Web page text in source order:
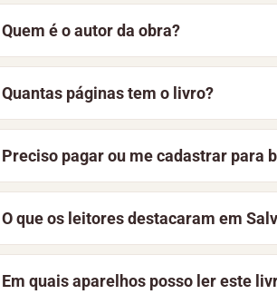
Para baixar Salve Seu Casamento, de
Você também pode optar por ler o
Quem é o autor da obra?
Salve Seu Casamento é de autoria de
Quantas páginas tem o livro?
Salve Seu Casamento tem 75
página, você encontra a sinopse e as
Preciso pagar ou me cadastrar para
Não. O livro está disponível
aprimoramos constantemente a
O que os leitores destacaram em
Salve Seu Casamento está recebendo
ajudar outros leitores.
Em quais aparelhos posso ler este